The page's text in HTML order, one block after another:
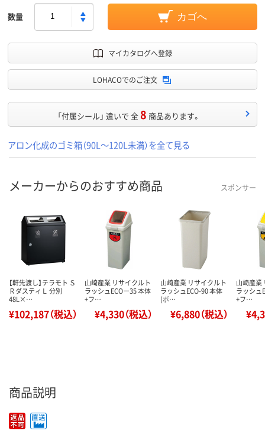
数量 カゴへ
マイカタログへ登録
LOHACOでのご注文
「付属シール」 違いで 全8 商品あります。
アロン化成のゴミ箱（90L～120L未満）を全て見る
メーカーからのおすすめ商品 スポンサー
【軒先渡し】テラモト Ｓ
ＲダスティＬ 分別
48L×…
¥102,187（税込）
山崎産業 リサイクルト
ラッシュECOー35 本体
+フ…
¥4,330（税込）
山崎産業 リサイクルト
ラッシュECO-90 本体
(ボ…
¥6,880（税込）
山崎産業
ラッシュ
+フ…
商品説明